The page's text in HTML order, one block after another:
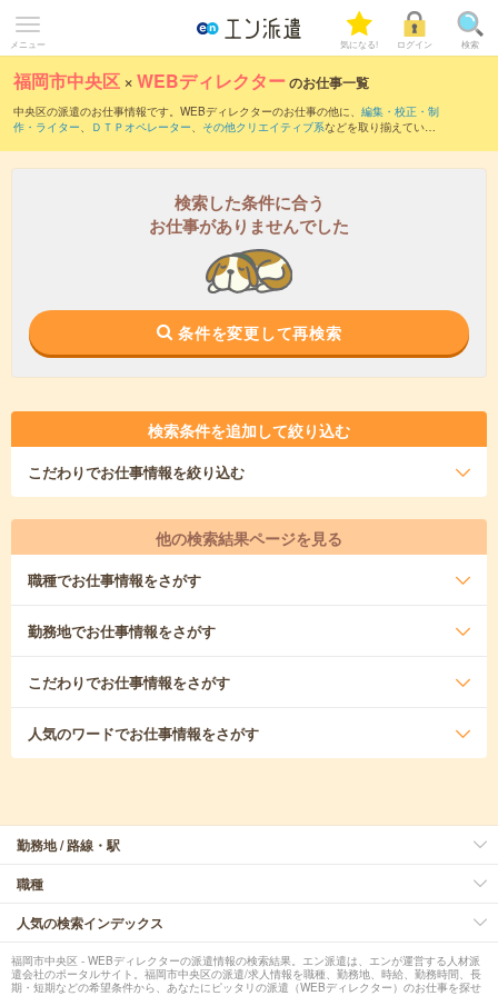
メニュー 気になる! ログイン 検索
福岡市中央区 ×WEBディレクターのお仕事一覧
中央区の派遣のお仕事情報です。WEBディレクターのお仕事の他に、 編集・校正・制
作・ライター、 ＤＴＰオペレーター、 その他クリエイティブ系などを取り揃えていま
検索した条件に合う
お仕事がありませんでした
条件を変更して再検索
検索条件を追加して絞り込む
こだわりでお仕事情報を絞り込む
他の検索結果ページを見る
職種でお仕事情報をさがす
勤務地でお仕事情報をさがす
こだわりでお仕事情報をさがす
人気のワードでお仕事情報をさがす
勤務地 / 路線・駅
職種
人気の検索インデックス
福岡市中央区 - WEBディレクターの派遣情報の検索結果。エン派遣は、エンが運営する人材派
遣会社のポータルサイト。福岡市中央区の派遣/求人情報を職種、勤務地、時給、勤務時間、長
期・短期などの希望条件から、あなたにピッタリの派遣（WEBディレクター）のお仕事を探せ